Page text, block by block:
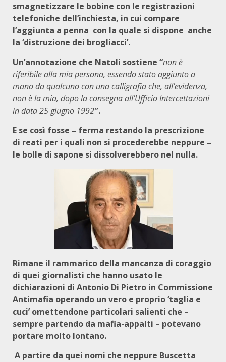
smagnetizzare le bobine con le registrazioni
telefoniche dell’inchiesta, in cui compare
l’aggiunta a penna con la quale si dispone anche
la ‘distruzione dei brogliacci’.
Un’annotazione che Natoli sostiene “non è
riferibile alla mia persona, essendo stato aggiunto a
mano da qualcuno con una calligrafia che, all’evidenza,
non è la mia, dopo la consegna all’Ufficio Intercettazioni
in data 25 giugno 1992″.
E se così fosse – ferma restando la prescrizione
di reati per i quali non si procederebbe neppure –
le bolle di sapone si dissolverebbero nel nulla.
Rimane il rammarico della mancanza di coraggio
di quei giornalisti che hanno usato le
dichiarazioni di Antonio Di Pietro in Commissione
Antimafia operando un vero e proprio ‘taglia e
cuci’ omettendone particolari salienti che –
sempre partendo da mafia-appalti – potevano
portare molto lontano.
A partire da quei nomi che neppure Buscetta